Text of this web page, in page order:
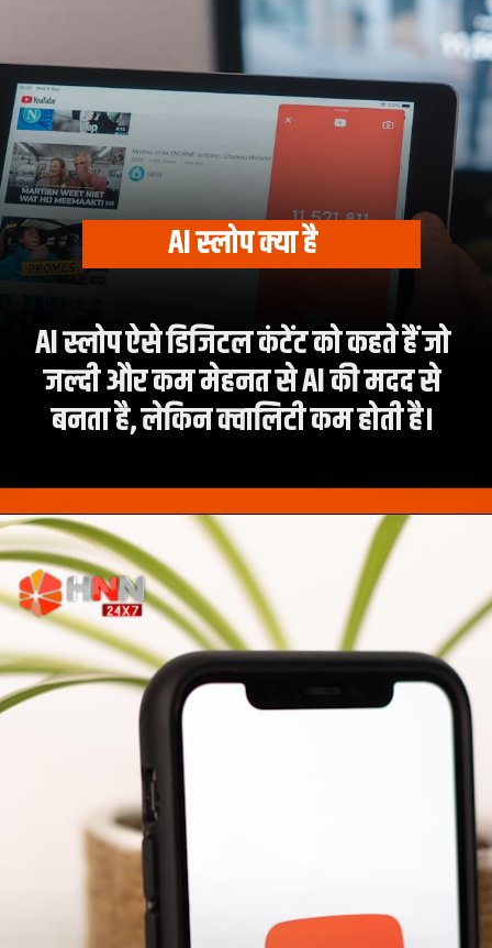
AI स्लोप ऐसे डिजिटल कंटेंट को कहते हैं जो
जल्दी और कम मेहनत से AI की मदद से
बनता है, लेकिन क्वालिटी कम होती है।
AI स्लोप क्या है